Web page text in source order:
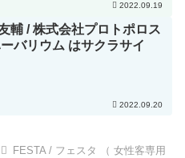
2022.09.19
輔 / 株式会社プロトポロス
ーバリウム はサクラサイ
2022.09.20
FESTA / フェスタ （ 女性客専用